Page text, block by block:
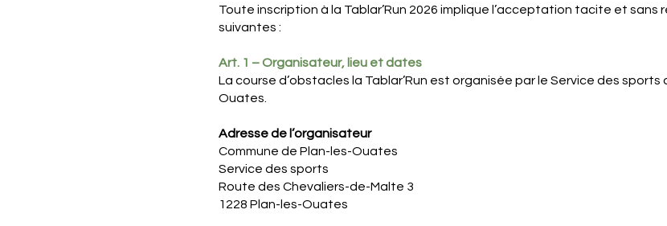
Toute inscription à la Tablar’Run 2026 implique l’acceptation tacite et
suivantes :
Art. 1 – Organisateur, lieu et dates
La course d’obstacles la Tablar’Run est organisée par le Service des sports
Ouates.
Adresse de l’organisateur
Commune de Plan-les-Ouates
Service des sports
Route des Chevaliers-de-Malte 3
1228 Plan-les-Ouates